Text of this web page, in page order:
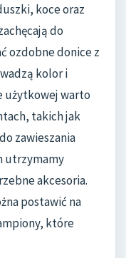
koce oraz
do
ozdobne donice z
kolor i
użytkowej warto
takich jak
zawieszania
utrzymamy
akcesoria.
postawić na
które